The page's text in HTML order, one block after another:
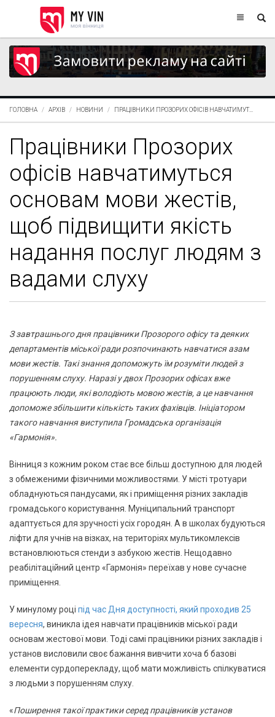
ГОЛОВНА АРХІВ НОВИНИ ПРАЦІВНИКИ ПРОЗОРИХ ОФІСІВ НАВЧАТИМУТ...
Працівники Прозорих
офісів навчатимуться
основам мови жестів,
щоб підвищити якість
надання послуг людям з
вадами слуху
З завтрашнього дня працівники Прозорого офісу та деяких
департаментів міської ради розпочинають навчатися азам
мови жестів. Такі знання допоможуть їм розуміти людей з
порушенням слуху. Наразі у двох Прозорих офісах вже
працюють люди, які володіють мовою жестів, а це навчання
допоможе збільшити кількість таких фахівців. Ініціатором
такого навчання виступила Громадська організація
«Гармонія».
Вінниця з кожним роком стає все більш доступною для людей
з обмеженими фізичними можливостями. У місті тротуари
обладнуються пандусами, як і приміщення різних закладів
громадського користування. Муніципальний транспорт
адаптується для зручності усіх городян. А в школах будуються
ліфти для учнів на візках, на територіях мультикомлексів
встановлюються стенди з азбукою жестів. Нещодавно
реабілітаційний центр «Гармонія» переїхав у нове сучасне
приміщення.
У минулому році під час Дня доступності, який проходив 25
вересня, виникла ідея навчати працівників міської ради
основам жестової мови. Тоді самі працівники різних закладів і
установ висловили своє бажання вивчити хоча б базові
елементи сурдоперекладу, щоб мати можливість спілкуватися
з людьми з порушенням слуху.
«Поширення такої практики серед працівників установ